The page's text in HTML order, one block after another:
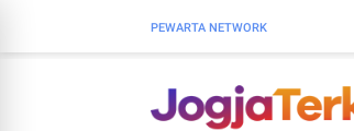
PEWARTA NETWORK